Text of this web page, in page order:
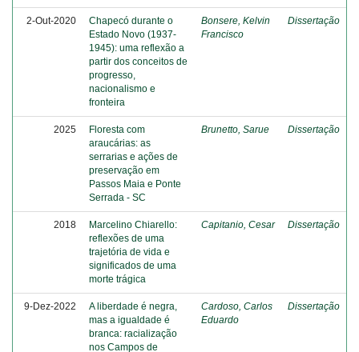
2-Out-2020
Chapecó durante o
Estado Novo (1937-
1945): uma reflexão a
partir dos conceitos de
progresso,
nacionalismo e
fronteira
Bonsere, Kelvin
Francisco
Dissertação
2025
Floresta com
araucárias: as
serrarias e ações de
preservação em
Passos Maia e Ponte
Serrada - SC
Brunetto, Sarue Dissertação
2018
Marcelino Chiarello:
reflexões de uma
trajetória de vida e
significados de uma
morte trágica
Capitanio, Cesar Dissertação
9-Dez-2022
A liberdade é negra,
mas a igualdade é
branca: racialização
nos Campos de
Cardoso, Carlos
Eduardo
Dissertação